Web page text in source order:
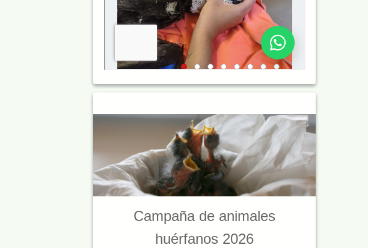
Campaña de animales
huérfanos 2026